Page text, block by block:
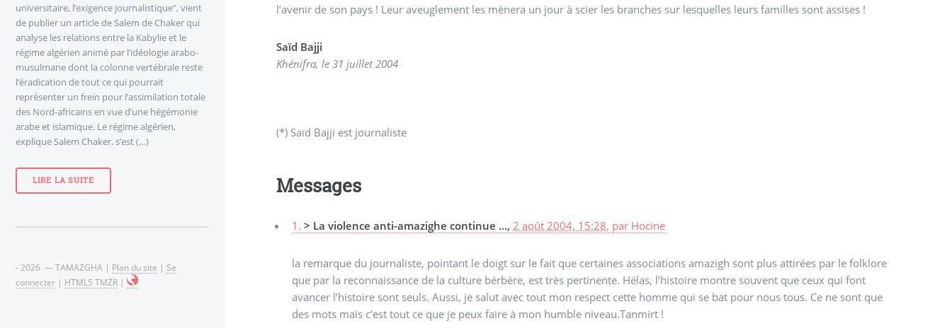
l’avenir de son pays ! Leur aveuglement les mènera un jour à scier les branches sur lesquelles leurs familles sont assises !
Saïd Bajji
Khénifra, le 31 juillet 2004
(*) Saïd Bajji est journaliste
Messages
1. > La violence anti-amazighe continue ..., 2 août 2004, 15:28, par Hocine
la remarque du journaliste, pointant le doigt sur le fait que certaines associations amazigh sont plus attirées par le folklore
que par la reconnaissance de la culture bérbère, est très pertinente. Hélas, l’histoire montre souvent que ceux qui font
avancer l’histoire sont seuls. Aussi, je salut avec tout mon respect cette homme qui se bat pour nous tous. Ce ne sont que
des mots mais c’est tout ce que je peux faire à mon humble niveau.Tanmirt !
universitaire, l’exigence journalistique", vient
de publier un article de Salem de Chaker qui
analyse les relations entre la Kabylie et le
régime algérien animé par l’idéologie arabo-
musulmane dont la colonne vertébrale reste
l’éradication de tout ce qui pourrait
représenter un frein pour l’assimilation totale
des Nord-africains en vue d’une hégémonie
arabe et islamique. Le régime algérien,
explique Salem Chaker, s’est (…)
LIRE LA SUITE
- 2026 — TAMAZGHA | Plan du site | Se
connecter | HTML5 TMZR |